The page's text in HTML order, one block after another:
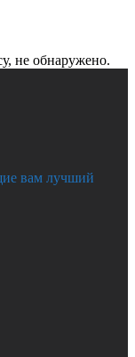
не обнаружено.
вам лучший